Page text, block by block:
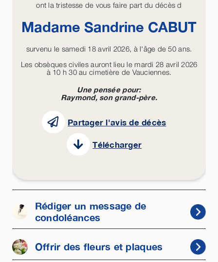
ont la tristesse de vous faire part du décès d
Madame Sandrine CABUT
survenu le samedi 18 avril 2026, à l'âge de 50 ans.
Les obsèques civiles auront lieu le mardi 28 avril 2026
à 10 h 30 au cimetière de Vauciennes.
Une pensée pour:
Raymond, son grand-père.
Partager l'avis de décès
Télécharger
Rédiger un message de
condoléances
Offrir des fleurs et plaques